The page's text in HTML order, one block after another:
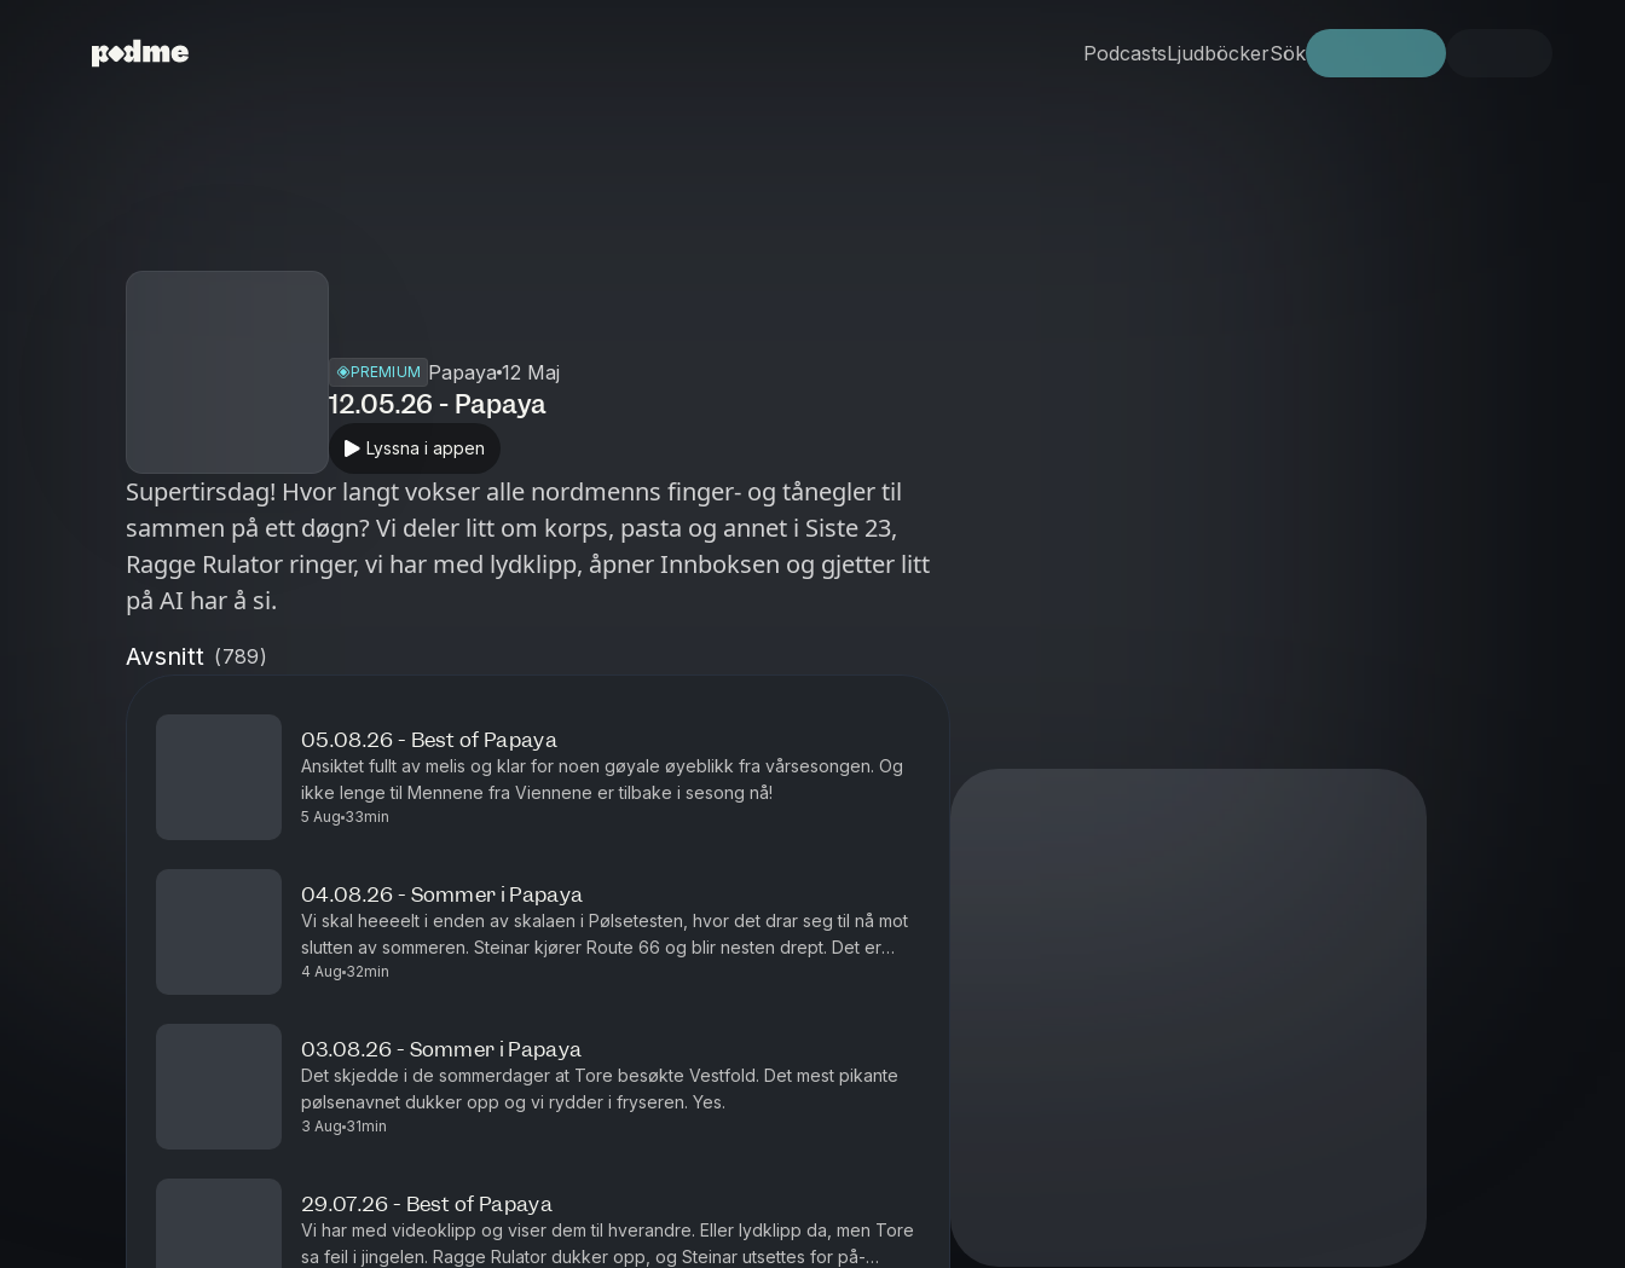
PodcastsLjudböckerSök
PREMIUM Papaya 12 Maj
12.05.26 - Papaya
Lyssna i appen
Supertirsdag! Hvor langt vokser alle nordmenns finger- og tånegler til
sammen på ett døgn? Vi deler litt om korps, pasta og annet i Siste 23,
Ragge Rulator ringer, vi har med lydklipp, åpner Innboksen og gjetter litt
på AI har å si.
Avsnitt (789)
05.08.26 - Best of Papaya
Ansiktet fullt av melis og klar for noen gøyale øyeblikk fra vårsesongen. Og
ikke lenge til Mennene fra Viennene er tilbake i sesong nå!
5 Aug 33min
04.08.26 - Sommer i Papaya
Vi skal heeeelt i enden av skalaen i Pølsetesten, hvor det drar seg til nå mot
slutten av sommeren. Steinar kjører Route 66 og blir nesten drept. Det er
sommerminne det!
4 Aug 32min
03.08.26 - Sommer i Papaya
Det skjedde i de sommerdager at Tore besøkte Vestfold. Det mest pikante
pølsenavnet dukker opp og vi rydder i fryseren. Yes.
3 Aug 31min
29.07.26 - Best of Papaya
Vi har med videoklipp og viser dem til hverandre. Eller lydklipp da, men Tore
sa feil i jingelen. Ragge Rulator dukker opp, og Steinar utsettes for på-